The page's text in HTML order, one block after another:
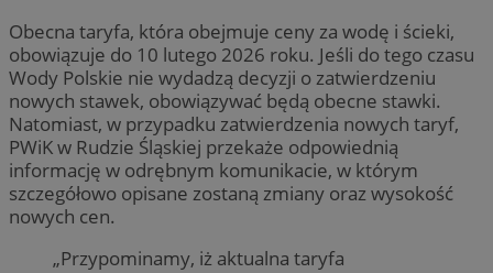
Obecna taryfa, która obejmuje ceny za wodę i ścieki,
obowiązuje do 10 lutego 2026 roku. Jeśli do tego czasu
Wody Polskie nie wydadzą decyzji o zatwierdzeniu
nowych stawek, obowiązywać będą obecne stawki.
Natomiast, w przypadku zatwierdzenia nowych taryf,
PWiK w Rudzie Śląskiej przekaże odpowiednią
informację w odrębnym komunikacie, w którym
szczegółowo opisane zostaną zmiany oraz wysokość
nowych cen.
„Przypominamy, iż aktualna taryfa